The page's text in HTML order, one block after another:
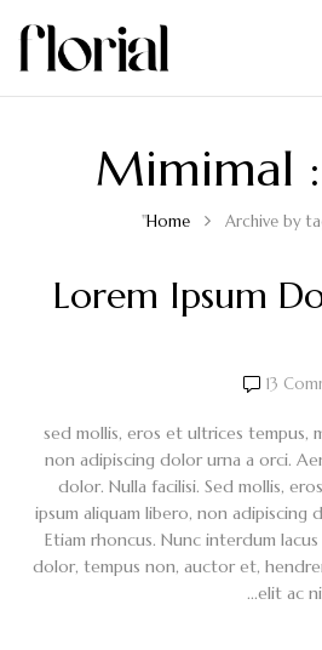
Mimimal
Home Archive by
Lorem Ipsum
13
sed mollis, eros et ultrices tempus,
non adipiscing dolor urna a orci.
dolor. Nulla facilisi. Sed mollis,
ipsum aliquam libero, non adipiscing
Etiam rhoncus. Nunc interdum
dolor, tempus non, auctor et,
elit ac